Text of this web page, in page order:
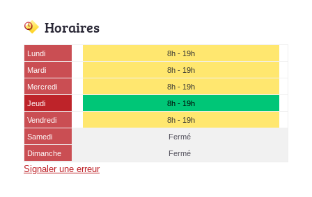
Horaires
Lundi
8h - 19h
Mardi
8h - 19h
Mercredi
8h - 19h
Jeudi
8h - 19h
Vendredi
8h - 19h
Samedi
Fermé
Dimanche
Fermé
Signaler une erreur